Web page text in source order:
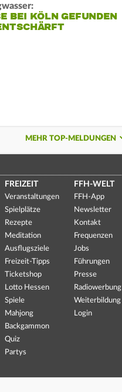
BEI KÖLN GEFUNDEN
MEHR TOP-MELDUNGEN
FREIZEIT
Veranstaltungen
Spielplätze
Rezepte
Meditation
Ausflugsziele
Freizeit-Tipps
Ticketshop
Lotto Hessen
Spiele
Mahjong
Backgammon
Quiz
Partys
FFH-WELT
FFH-App
Newsletter
Kontakt
Frequenzen
Jobs
Führungen
Presse
Radiowerbung
Weiterbildung
Login